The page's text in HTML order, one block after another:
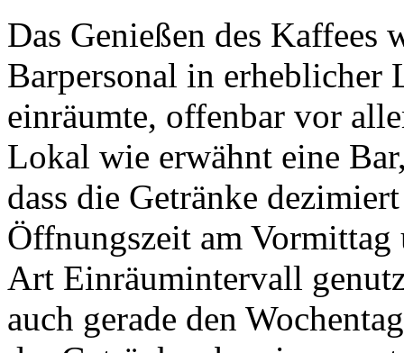
Das Genießen des Kaffees
Barpersonal in erheblicher
einräumte, offenbar vor
Lokal wie erwähnt eine
dass die Getränke
Öffnungszeit am
Art Einräumintervall
auch gerade den